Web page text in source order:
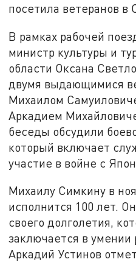
посетила ветеранов в
В рамках рабочей
министр культуры и
области Оксана
двумя выдающимися
Михаилом
Аркадием
беседы обсудили
который включает
участие в войне с
Михаилу Симкину в
исполнится 100 лет.
своего долголетия,
заключается в умении
Аркадий Устинов